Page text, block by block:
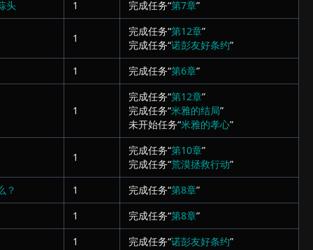
头 1 完成任务“第7章”
1
完成任务“第12章”
完成任务“诺彭友好条约”
1
完成任务“第6章”
1
完成任务“第12章”
完成任务“米雅的结局”
未开始任务“米雅的孝心”
1
完成任务“第10章”
完成任务“荒漠拯救行动”
？
1 完成任务“第8章”
1
完成任务“第8章”
1
完成任务“诺彭友好条约”